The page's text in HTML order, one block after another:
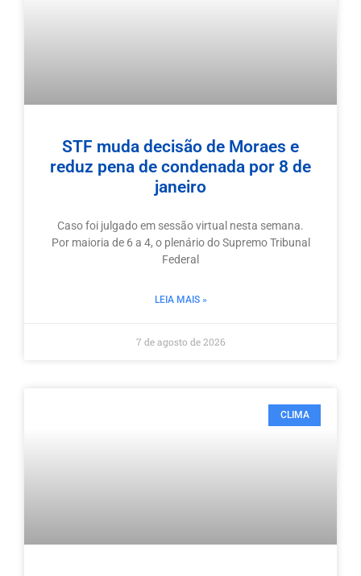
STF muda decisão de Moraes e
reduz pena de condenada por 8 de
janeiro
Caso foi julgado em sessão virtual nesta semana.
Por maioria de 6 a 4, o plenário do Supremo Tribunal
Federal
LEIA MAIS »
7 de agosto de 2026
CLIMA